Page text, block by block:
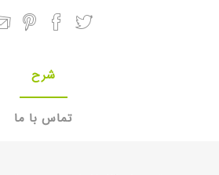
شرح
تماس با ما